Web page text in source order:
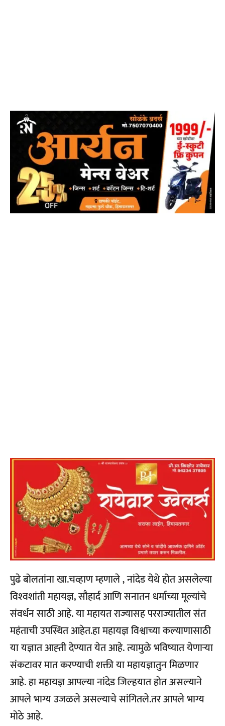
पुढे बोलतांना खा.चव्हाण म्हणाले ‚ नांदेड येथे होत असलेल्या
विश्‍वशांती महायज्ञ, सौहार्द आणि सनातन धर्माच्या मूल्यांचे
संवर्धन साठी आहे. या महायत राज्यासह परराज्यातील संत
महंताची उपस्थित आहेत.हा महायज्ञ विश्वाच्या कल्याणासाठी
या यज्ञात आह्ती देण्यात येत आहे. त्यामुळे भविष्यात येणाऱ्या
संकटावर मात करण्याची शक्ती या महायज्ञातुन मिळणार
आहे. हा महायज्ञ आपल्या नांदेड जिल्हयात होत असल्याने
आपले भाग्य उजळले असल्याचे सांगितले.तर आपले भाग्य
मोठे आहे.